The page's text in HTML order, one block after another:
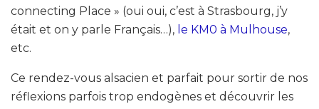
connecting Place » (oui oui, c’est à Strasbourg, j’y
était et on y parle Français…), le KM0 à Mulhouse,
etc.
Ce rendez-vous alsacien et parfait pour sortir de nos
réflexions parfois trop endogènes et découvrir les